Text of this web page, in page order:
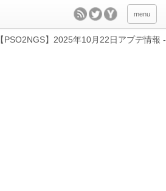
menu
【PSO2NGS】2025年10月22日アプデ情報 -